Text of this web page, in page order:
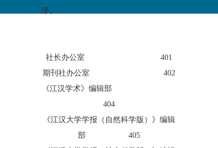
序。
社长办公室 401
期刊社办公室 402
《江汉学术》编辑部
404
《江汉大学学报（自然科学版）》编辑
部 405